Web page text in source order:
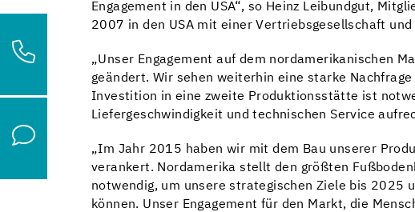
Engagement in den USA“, so Heinz Leibundgut,
2007 in den USA mit einer Vertriebsgesellschaft
„Unser Engagement auf dem nordamerikanischen
geändert. Wir sehen weiterhin eine starke
Investition in eine zweite Produktionsstätte ist
Liefergeschwindigkeit und technischen Service
„Im Jahr 2015 haben wir mit dem Bau unserer
verankert. Nordamerika stellt den größten
notwendig, um unsere strategischen Ziele bis 2025
können. Unser Engagement für den Markt, die